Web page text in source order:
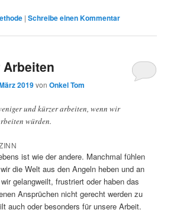
|Schreibe einen Kommentar
Arbeiten
2019vonOnkel Tom
und kürzer arbeiten, wenn wir
würden.
ist wie der andere. Manchmal fühlen
die Welt aus den Angeln heben und an
gelangweilt, frustriert oder haben das
Ansprüchen nicht gerecht werden zu
auch oder besonders für unsere Arbeit.